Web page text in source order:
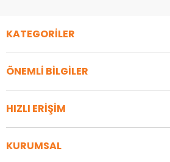
KATEGORİLER
ÖNEMLİ BİLGİLER
HIZLI ERİŞİM
KURUMSAL